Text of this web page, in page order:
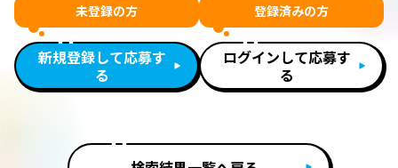
未登録の方
新規登録して応募す
る
登録済みの方
ログインして応募す
る